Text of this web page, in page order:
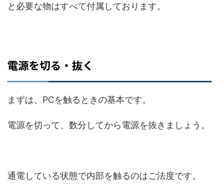
と必要な物はすべて付属しております。
電源を切る・抜く
まずは、PCを触るときの基本です。
電源を切って、数分してから電源を抜きましょう。
通電している状態で内部を触るのはご法度です。